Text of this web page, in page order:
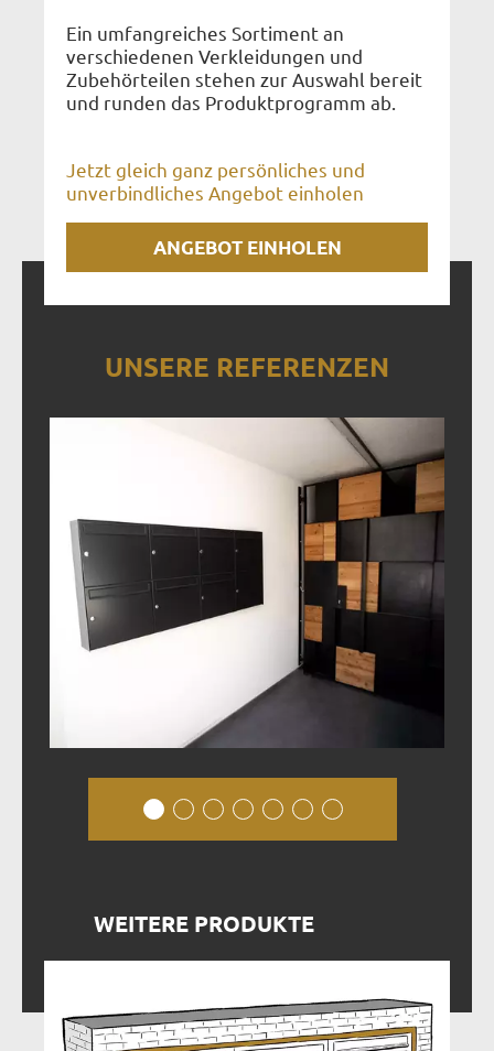
Ein umfangreiches Sortiment an
verschiedenen Verkleidungen und
Zubehörteilen stehen zur Auswahl bereit
und runden das Produktprogramm ab.
Jetzt gleich ganz persönliches und
unverbindliches Angebot einholen
ANGEBOT EINHOLEN
UNSERE REFERENZEN
WEITERE PRODUKTE